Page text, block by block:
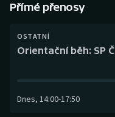
Curling
Dostihy
Futsal
Přímé přenosy
OSTATNÍ
Orientační běh: SP
Dnes, 14:00-17:50